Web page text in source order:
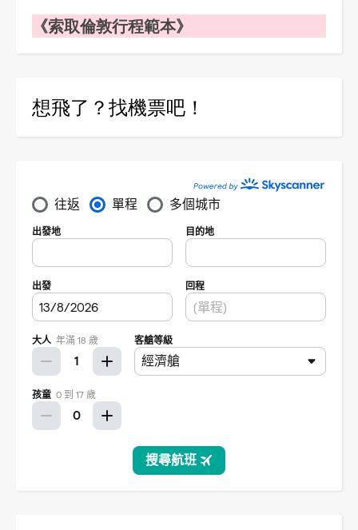
《索取倫敦行程範本》
想飛了？找機票吧！